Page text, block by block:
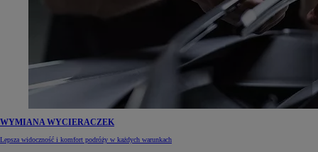
WYMIANA WYCIERACZEK
Lepsza widoczność i komfort podróży w każdych warunkach